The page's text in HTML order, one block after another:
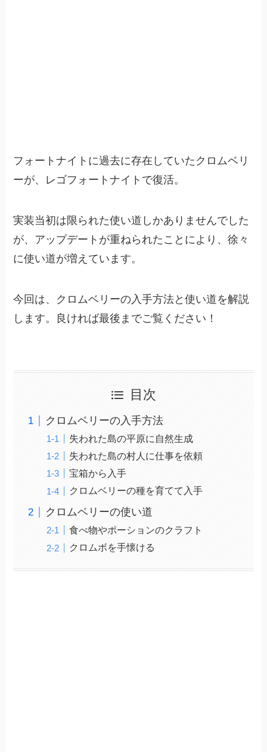
フォートナイトに過去に存在していたクロムベリ
ーが、レゴフォートナイトで復活。
実装当初は限られた使い道しかありませんでした
が、アップデートが重ねられたことにより、徐々
に使い道が増えています。
今回は、クロムベリーの入手方法と使い道を解説
します。良ければ最後までご覧ください！
目次
クロムベリーの入手方法
失われた島の平原に自然生成
失われた島の村人に仕事を依頼
宝箱から入手
クロムベリーの種を育てて入手
クロムベリーの使い道
食べ物やポーションのクラフト
クロムボを手懐ける